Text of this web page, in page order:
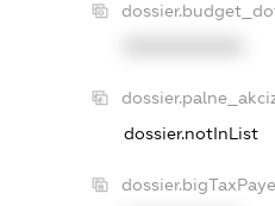
dossier.notInList